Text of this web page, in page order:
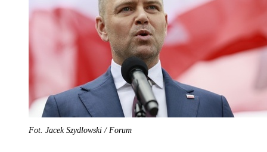
Fot. Jacek Szydlowski / Forum